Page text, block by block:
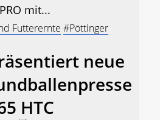
mit...
Futterernte #Pöttinger
neue
HTC